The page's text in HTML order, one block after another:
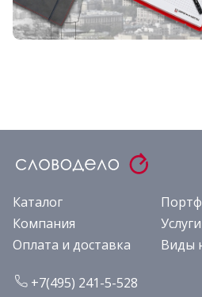
Каталог
Компания
Услуги
Оплата и доставка
Виды
+7(495) 241-5-528